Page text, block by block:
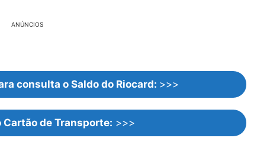
ANÚNCIOS
consulta o Saldo do Riocard: >>>
Cartão de Transporte: >>>